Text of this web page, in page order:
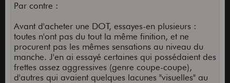
Par contre :
Avant d'acheter une DOT, essayes-en plusieurs :
toutes n'ont pas du tout la même finition, et ne
procurent pas les mêmes sensations au niveau du
manche. J'en ai essayé certaines qui possédaient des
frettes assez aggressives (genre coupe-coupe),
d'autres qui avaient quelques lacunes "visuelles" au